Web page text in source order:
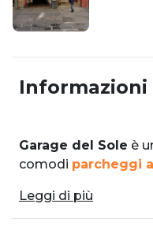
Garage del Sole è
comodi parcheggi
Leggi di più